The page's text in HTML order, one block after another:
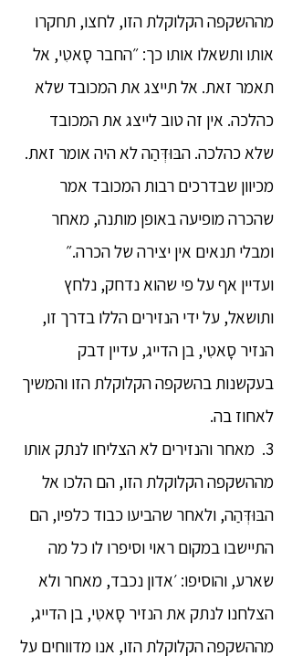
מההשקפה הקלוקלת הזו, לחצו, תחקרו
אותו ותשאלו אותו כך: ״החבר סָאטִי, אל
תאמר זאת. אל תייצג את המכובד שלא
כהלכה. אין זה טוב לייצג את המכובד
שלא כהלכה. הבּוּדְּהַה לא היה אומר זאת.
מכיוון שבדרכים רבות המכובד אמר
שהכרה מופיעה באופן מותנה, מאחר
ומבלי תנאים אין יצירה של הכרה.״
ועדיין אף על פי שהוא נדחק, נלחץ
ותושאל, על ידי הנזירים הללו בדרך זו,
הנזיר סָאטִי, בן הדייג, עדיין דבק
בעקשנות בהשקפה הקלוקלת הזו והמשיך
לאחוז בה.
3. מאחר והנזירים לא הצליחו לנתק אותו
מההשקפה הקלוקלת הזו, הם הלכו אל
הבּוּדְּהַה, ולאחר שהביעו כבוד כלפיו, הם
התיישבו במקום ראוי וסיפרו לו כל מה
שארע, והוסיפו: ׳אדון נכבד, מאחר ולא
הצלחנו לנתק את הנזיר סָאטִי, בן הדייג,
מההשקפה הקלוקלת הזו, אנו מדווחים על